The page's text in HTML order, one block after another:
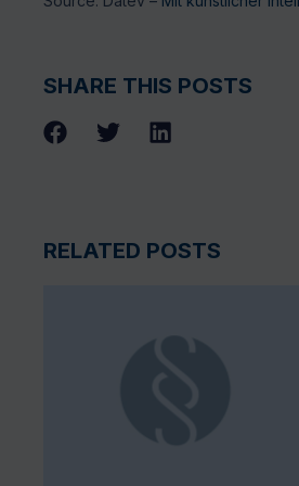
SHARE THIS POSTS
RELATED POSTS